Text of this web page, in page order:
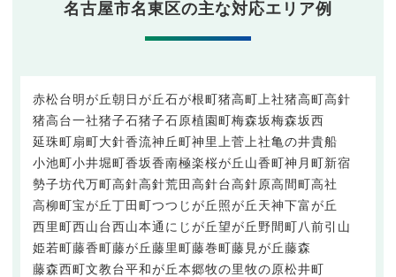
名古屋市名東区の主な対応エリア例
赤松台明が丘朝日が丘石が根町猪高町上社猪高町高針
猪高台一社猪子石猪子石原植園町梅森坂梅森坂西
延珠町扇町大針香流神丘町神里 上菅 上社亀の井貴船
小池町小井堀町香坂香南極楽桜が丘山香町神月町新宿
勢子坊代万町高針高針荒田高針台高針原高間町高社
高柳町宝が丘丁田町つつじが丘照が丘天神下富が丘
西里町西山台西山本通 にじが丘望が丘野間町八前引山
姫若町藤香町藤が丘藤里町藤巻町藤見が丘藤森
藤森西町文教台平和が丘本郷牧の里牧の原松井町